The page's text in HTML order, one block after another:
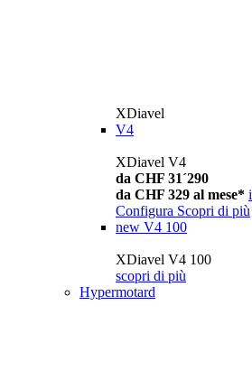
XDiavel
V4
XDiavel V4
da CHF 31´290
da CHF 329 al mese* i
Configura Scopri di più
new V4 100
XDiavel V4 100
scopri di più
Hypermotard